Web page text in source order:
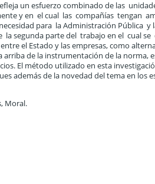
un esfuerzo combinado de las
y en el cual las compañías tengan
para la Administración Pública
la segunda parte del trabajo en el cual
el Estado y las empresas, como
arriba de la instrumentación de la norma,
El método utilizado en esta
además de la novedad del tema en los
Moral.